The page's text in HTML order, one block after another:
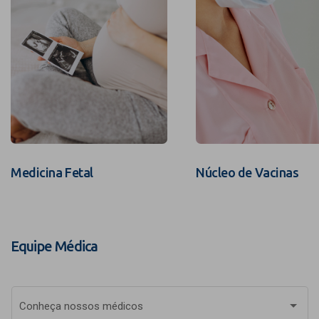
Medicina Fetal Núcleo de Vacinas
Equipe Médica
Conheça nossos médicos